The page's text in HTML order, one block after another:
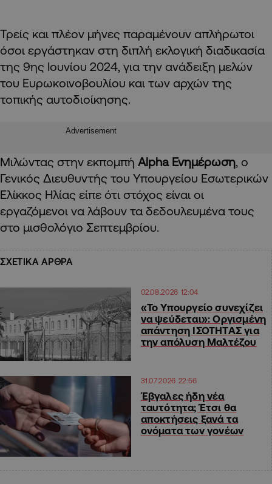
Τρείς και πλέον μήνες παραμένουν απλήρωτοι
όσοι εργάστηκαν στη διπλή εκλογική διαδικασία
της 9ης Ιουνίου 2024, για την ανάδειξη μελών
του Ευρωκοινοβουλίου και των αρχών της
τοπικής αυτοδιοίκησης.
Advertisement
Μιλώντας στην εκπομπή Alpha Ενημέρωση, ο
Γενικός Διευθυντής του Υπουργείου Εσωτερικών
Ελίκκος Ηλίας είπε ότι στόχος είναι οι
εργαζόμενοι να λάβουν τα δεδουλευμένα τους
στο μισθολόγιο Σεπτεμβρίου.
ΣΧΕΤΙΚΑ ΑΡΘΡΑ
02.08.2026 12:04
«Το Υπουργείο συνεχίζει
να ψεύδεται»: Οργισμένη
απάντηση ΙΣΟΤΗΤΑΣ για
την απόλυση Μαλτέζου
31.07.2026 22:56
Έβγαλες ήδη νέα
ταυτότητα; Έτσι θα
αποκτήσεις ξανά τα
ονόματα των γονέων